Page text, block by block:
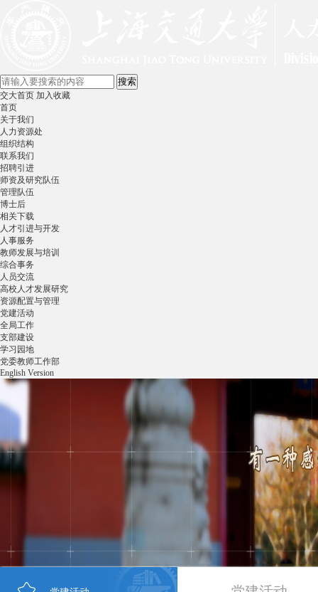
交大首页 加入收藏
首页
关于我们
人力资源处
组织结构
联系我们
招聘引进
师资及研究队伍
管理队伍
博士后
相关下载
人才引进与开发
人事服务
教师发展与培训
综合事务
人员交流
高校人才发展研究
资源配置与管理
党建活动
全局工作
支部建设
学习园地
党委教师工作部
English Version